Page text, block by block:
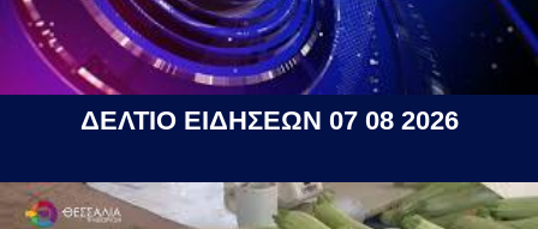
ΔΕΛΤΙΟ ΕΙΔΗΣΕΩΝ 07 08 2026